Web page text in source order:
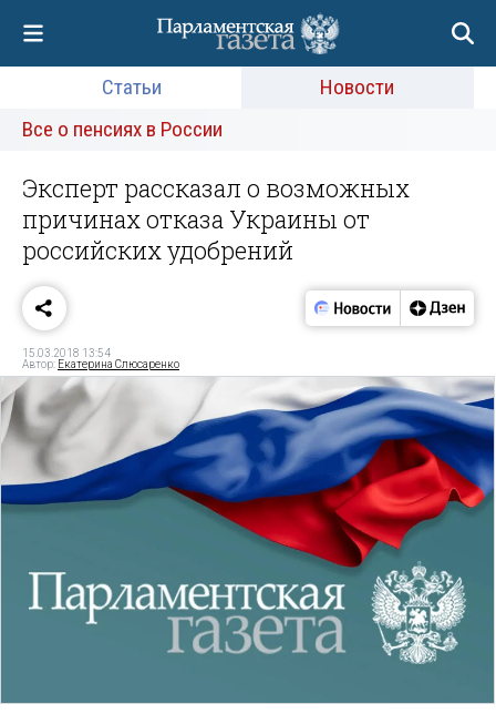
Статьи
Новости
Все о пенсиях в России
Эксперт рассказал о возможных
причинах отказа Украины от
российских удобрений
15.03.2018 13:54
Автор: Екатерина Слюсаренко